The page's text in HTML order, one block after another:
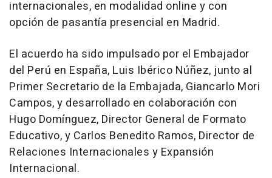
internacionales, en modalidad online y con
opción de pasantía presencial en Madrid.
El acuerdo ha sido impulsado por el Embajador
del Perú en España, Luis Ibérico Núñez, junto al
Primer Secretario de la Embajada, Giancarlo Mori
Campos, y desarrollado en colaboración con
Hugo Domínguez, Director General de Formato
Educativo, y Carlos Benedito Ramos, Director de
Relaciones Internacionales y Expansión
Internacional.